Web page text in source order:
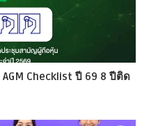
Checklist ปี 69 8 ปีติด